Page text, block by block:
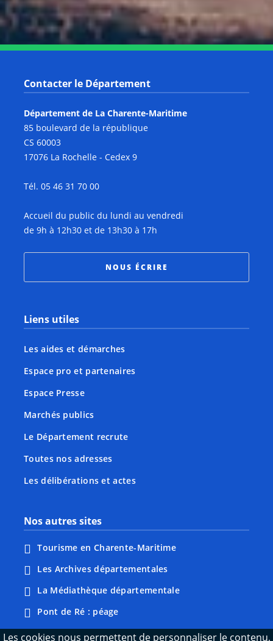
Contacter le Département
Département de La Charente-Maritime
85 boulevard de la république
CS 60003
17076 La Rochelle - Cedex 9
Tél. 05 46 31 70 00
Accueil du public du lundi au vendredi
de 9h à 12h30 et de 13h30 à 17h
NOUS ÉCRIRE
Liens utiles
Les aides et démarches
Espace pro et partenaires
Espace Presse
Marchés publics
Le Département recrute
Toutes nos adresses
Les délibérations et actes
Nos autres sites
Tourisme en Charente-Maritime
Les Archives départementales
La Médiathèque départementale
Pont de Ré : péage
Webcams : Ré info trafic
Les cookies nous permettent de personnaliser le contenu,